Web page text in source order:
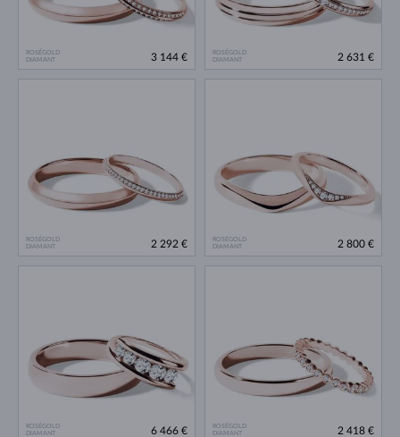
ROSÉGOLD
DIAMANT
3 144 €
ROSÉGOLD
DIAMANT
2 631 €
ROSÉGOLD
DIAMANT
2 292 €
ROSÉGOLD
DIAMANT
2 800 €
ROSÉGOLD
DIAMANT
6 466 €
ROSÉGOLD
DIAMANT
2 418 €